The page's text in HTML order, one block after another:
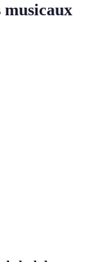
musicaux